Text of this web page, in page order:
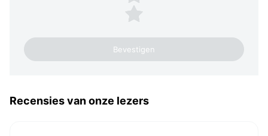
1 ster
Recensies van onze lezers